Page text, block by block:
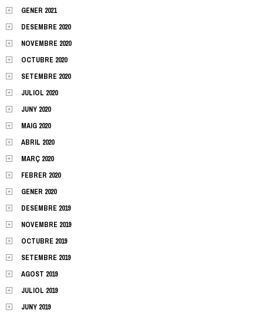
GENER 2021
DESEMBRE 2020
NOVEMBRE 2020
OCTUBRE 2020
SETEMBRE 2020
JULIOL 2020
JUNY 2020
MAIG 2020
ABRIL 2020
MARÇ 2020
FEBRER 2020
GENER 2020
DESEMBRE 2019
NOVEMBRE 2019
OCTUBRE 2019
SETEMBRE 2019
AGOST 2019
JULIOL 2019
JUNY 2019